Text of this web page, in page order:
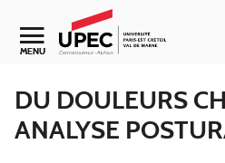
Aller au contenu
Navigation secondaire
MENU
DU DOULEURS
ANALYSE